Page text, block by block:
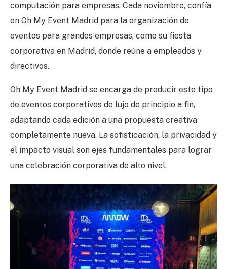
computación para empresas. Cada noviembre, confía
en Oh My Event Madrid para la organización de
eventos para grandes empresas, como su fiesta
corporativa en Madrid, donde reúne a empleados y
directivos.
Oh My Event Madrid se encarga de producir este tipo
de eventos corporativos de lujo de principio a fin,
adaptando cada edición a una propuesta creativa
completamente nueva. La sofisticación, la privacidad y
el impacto visual son ejes fundamentales para lograr
una celebración corporativa de alto nivel.